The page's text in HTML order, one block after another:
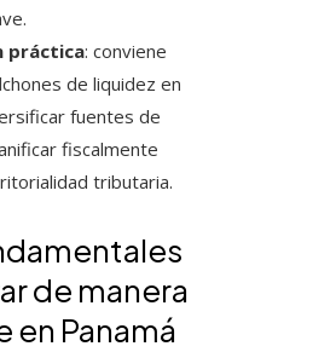
práctica: conviene
de liquidez en
fuentes de
fiscalmente
tributaria.
de manera
Panamá